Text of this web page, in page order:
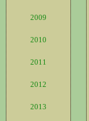
2009
2010
2011
2012
2013